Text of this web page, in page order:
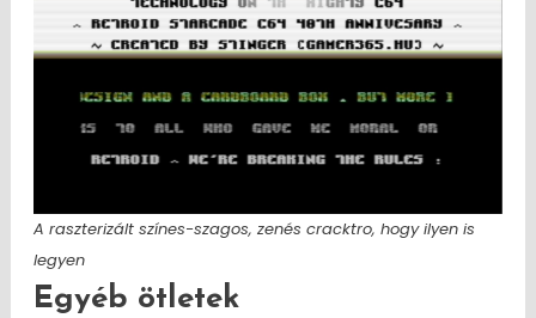
A raszterizált színes-szagos, zenés cracktro, hogy ilyen is
legyen
Egyéb ötletek